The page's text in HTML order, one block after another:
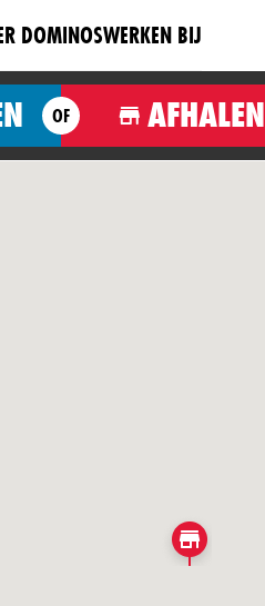
DOMINOSWERKEN BIJ
OF AFHALEN